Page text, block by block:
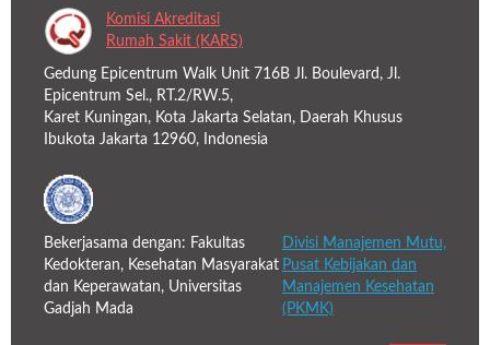
Komisi Akreditasi
Rumah Sakit (KARS)
Gedung Epicentrum Walk Unit 716B Jl. Boulevard, Jl.
Epicentrum Sel., RT.2/RW.5,
Karet Kuningan, Kota Jakarta Selatan, Daerah Khusus
Ibukota Jakarta 12960, Indonesia
Bekerjasama dengan:
Divisi Manajemen Mutu,
Pusat Kebijakan dan
Manajemen Kesehatan
(PKMK)
Fakultas
Kedokteran, Kesehatan Masyarakat
dan Keperawatan, Universitas
Gadjah Mada